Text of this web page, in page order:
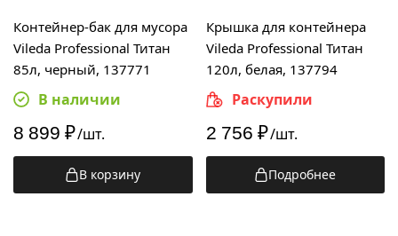
Контейнер-бак для мусора
Vileda Professional Титан
85л, черный, 137771
В наличии
8 899 ₽/шт.
В корзину
Крышка для контейнера
Vileda Professional Титан
120л, белая, 137794
Раскупили
2 756 ₽/шт.
Подробнее